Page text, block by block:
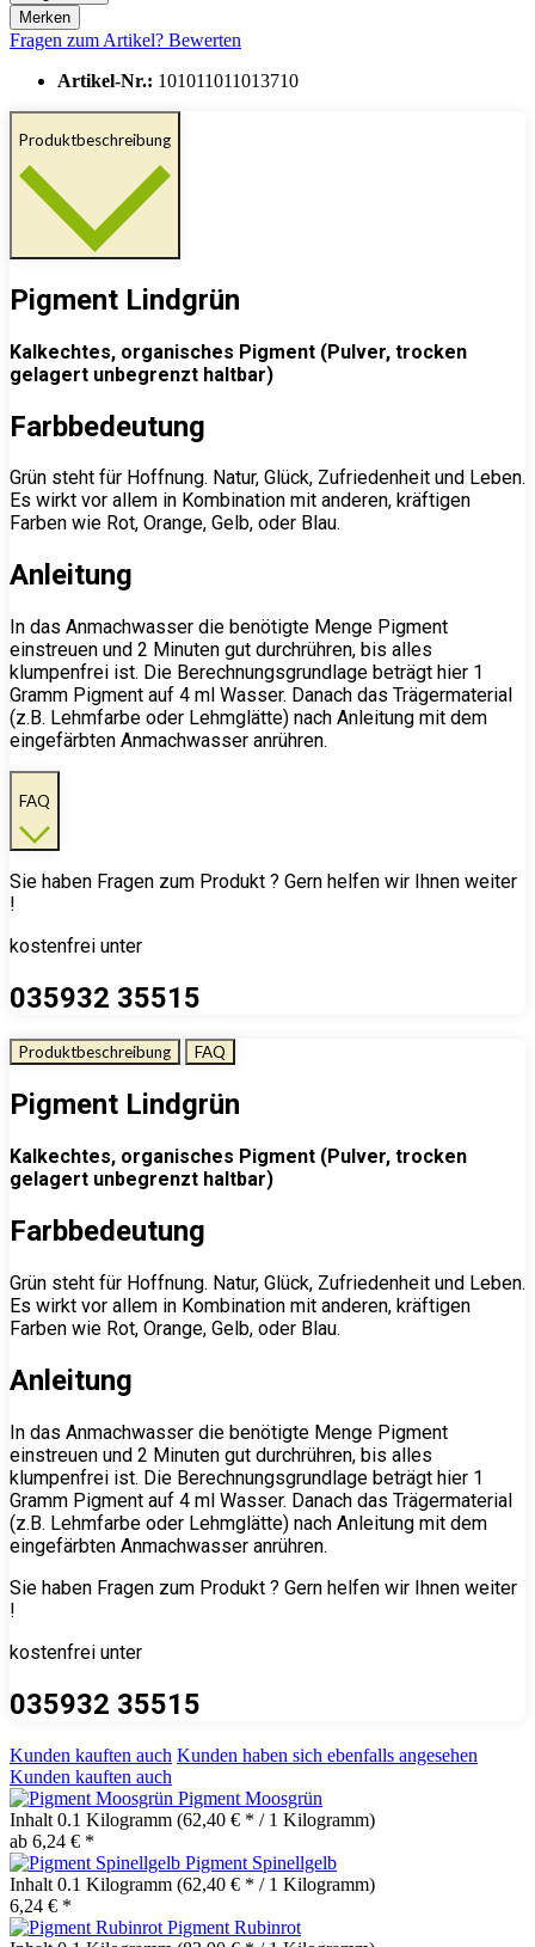
Merken
Fragen zum Artikel? Bewerten
Artikel-Nr.: 101011011013710
Produktbeschreibung
Pigment Lindgrün
Kalkechtes, organisches Pigment (Pulver, trocken
gelagert unbegrenzt haltbar)
Farbbedeutung
Grün steht für Hoffnung. Natur, Glück, Zufriedenheit und Leben.
Es wirkt vor allem in Kombination mit anderen, kräftigen
Farben wie Rot, Orange, Gelb, oder Blau.
Anleitung
In das Anmachwasser die benötigte Menge Pigment
einstreuen und 2 Minuten gut durchrühren, bis alles
klumpenfrei ist. Die Berechnungsgrundlage beträgt hier 1
Gramm Pigment auf 4 ml Wasser. Danach das Trägermaterial
(z.B. Lehmfarbe oder Lehmglätte) nach Anleitung mit dem
eingefärbten Anmachwasser anrühren.
FAQ
Sie haben Fragen zum Produkt ? Gern helfen wir Ihnen weiter
!
kostenfrei unter
035932 35515
Produktbeschreibung FAQ
Pigment Lindgrün
Kalkechtes, organisches Pigment (Pulver, trocken
gelagert unbegrenzt haltbar)
Farbbedeutung
Grün steht für Hoffnung. Natur, Glück, Zufriedenheit und Leben.
Es wirkt vor allem in Kombination mit anderen, kräftigen
Farben wie Rot, Orange, Gelb, oder Blau.
Anleitung
In das Anmachwasser die benötigte Menge Pigment
einstreuen und 2 Minuten gut durchrühren, bis alles
klumpenfrei ist. Die Berechnungsgrundlage beträgt hier 1
Gramm Pigment auf 4 ml Wasser. Danach das Trägermaterial
(z.B. Lehmfarbe oder Lehmglätte) nach Anleitung mit dem
eingefärbten Anmachwasser anrühren.
Sie haben Fragen zum Produkt ? Gern helfen wir Ihnen weiter
!
kostenfrei unter
035932 35515
Kunden kauften auch Kunden haben sich ebenfalls angesehen
Kunden kauften auch
Pigment Moosgrün
Inhalt 0.1 Kilogramm (62,40 € * / 1 Kilogramm)
ab 6,24 € *
Pigment Spinellgelb
Inhalt 0.1 Kilogramm (62,40 € * / 1 Kilogramm)
6,24 € *
Pigment Rubinrot